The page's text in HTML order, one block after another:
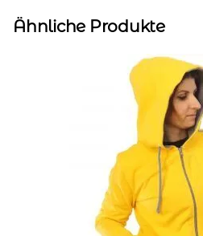
Ähnliche Produkte